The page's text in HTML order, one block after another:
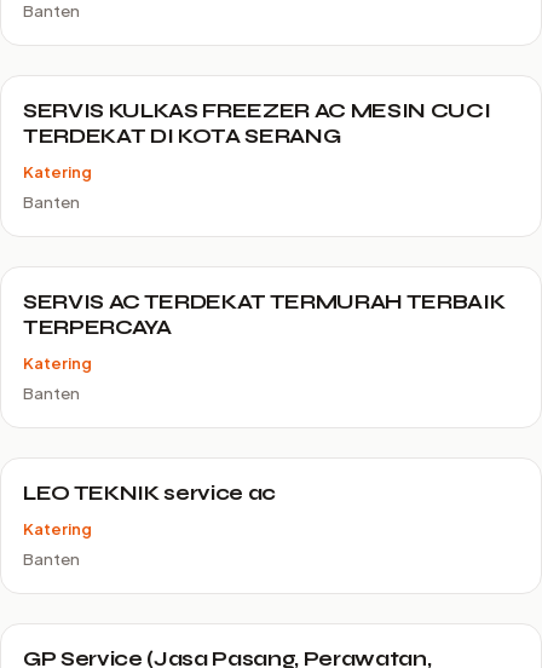
Banten
SERVIS KULKAS FREEZER AC MESIN CUCI
TERDEKAT DI KOTA SERANG
Katering
Banten
SERVIS AC TERDEKAT TERMURAH TERBAIK
TERPERCAYA
Katering
Banten
LEO TEKNIK service ac
Katering
Banten
GP Service (Jasa Pasang, Perawatan,